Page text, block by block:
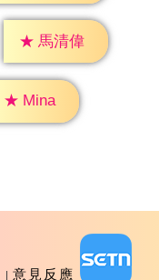
★ 馬清偉
★ Mina
意見反應